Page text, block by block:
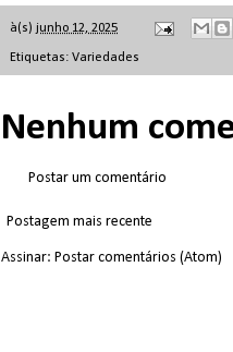
à(s) junho 12, 2025
Etiquetas: Variedades
Nenhum
Postar um comentário
Postagem mais recente
Assinar: Postar comentários (Atom)